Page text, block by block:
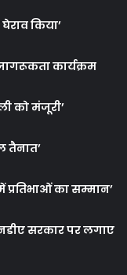
किया’
कार्यक्रम
को मंजूरी’
तैनात’
का सम्मान’
सरकार पर लगाए